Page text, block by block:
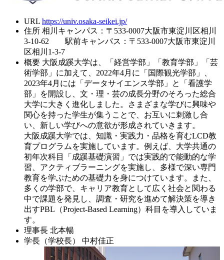
URL https://univ.osaka-seikei.jp/
住所 相川キャンパス：〒533-0007大阪市東淀川区相川
3-10-62 駅前キャンパス：〒533-0007大阪市東淀川
区相川1-3-7
概要 大阪成蹊大学は、「経営学部」「教育学部」「芸
術学部」に加えて、2022年4月に「国際観光学部」、
2023年4月には「データサイエンス学部」と「看護学
部」を開設し、文・理・芸の成長分野のそろった総合
大学に大きく進化しました。さまざまな学びに興味や
関心を持った学生が集うことで、お互いに刺激し合
い、新しい学びへの意欲が形成されていきます。
大阪成蹊大学では、知識・実践力・品格を育むLCD教
育プログラムを実施しています。例えば、大学共通の
初年次科目「成蹊基礎演習」では実践的で能動的な学
習、アクティブラーニングを実施し、多様で深い専門
教育を学ぶための基礎力を身につけています。また、
多くの学部で、キャリア教育として広く社会と関わる
中で課題を発見し、調査・研究を進めて解決策を導き
出すPBL（Project-Based Learning）科目を導入していま
す。
理事長 北本暢
学長（学校長）
中村佳正